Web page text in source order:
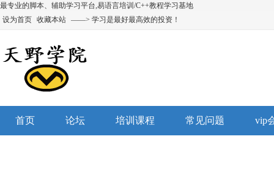
最专业的脚本、辅助学习平台,易语言培训/C++教程学习基地
设为首页 收藏本站 ——> 学习是最好最高效的投资！
首页 论坛 培训课程 常见问题 vip